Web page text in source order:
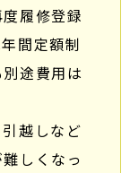
履修登録
間定額制
途費用は
越しなど
しくなっ